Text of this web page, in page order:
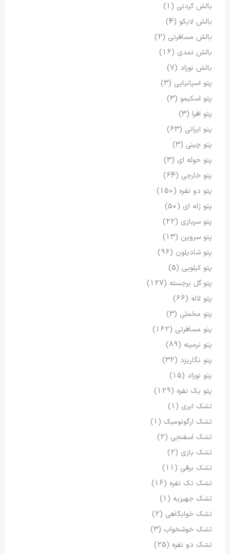
بالش گردنی (1)
بالش لایکو (4)
بالش مسافرتی (2)
بالش نمدی (16)
بالش نوزاد (7)
پتو اسپانیایی (3)
پتو اسکیمو (3)
پتو افرا (3)
پتو ایرانی (63)
پتو چینی (3)
پتو حوله ای (3)
پتو خارجی (64)
پتو دو نفره (150)
پتو ژله ای (50)
پتو سربازی (22)
پتو سروین (13)
پتو شادیلون (96)
پتو کیلویی (5)
پتو گل برجسته (127)
پتو لاله (66)
پتو مخملی (3)
پتو مسافرتی (162)
پتو نرمینه (89)
پتو نگاریزد (32)
پتو نوزاد (15)
پتو یک نفره (129)
تشک ابری (1)
تشک ارگونومیک (1)
تشک اسفنجی (2)
تشک بازی (2)
تشک برقی (11)
تشک تک نفره (16)
تشک جهیزیه (1)
تشک خوابگاهی (2)
تشک خوشخواب (3)
تشک دو نفره (25)